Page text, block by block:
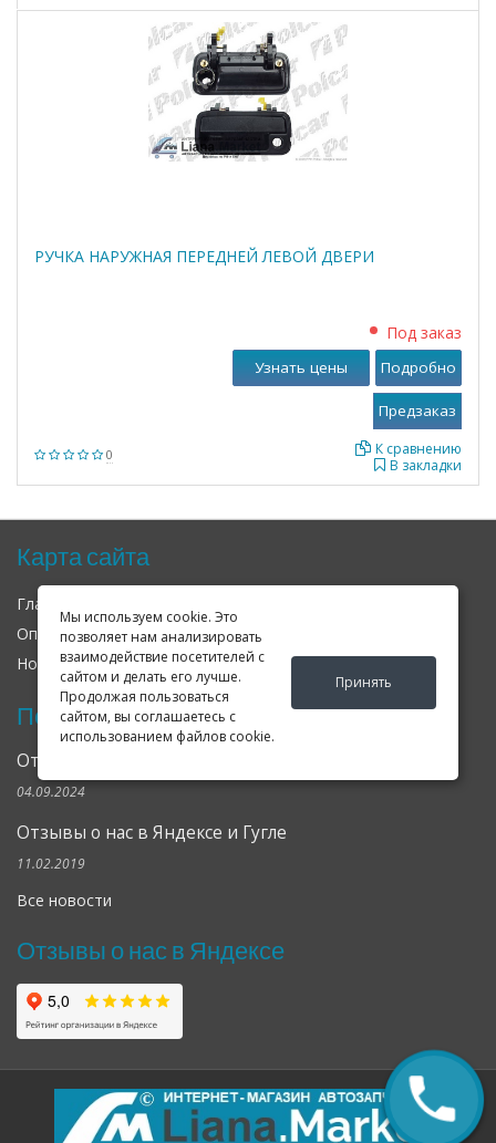
Мы используем cookie. Это
позволяет нам анализировать
взаимодействие посетителей с
сайтом и делать его лучше.
Продолжая пользоваться
сайтом, вы соглашаетесь с
использованием файлов cookie.
Принять
РУЧКА НАРУЖНАЯ ПЕРЕДНЕЙ ЛЕВОЙ ДВЕРИ
0
Под заказ
В закладки
К сравнению
Узнать цены Подробно
Карта сайта
Главная
Оплата
Доставка
Новости
Оферта Соглашение
Последние новости
Открылся клубный сервис Geely в Петербурге
04.09.2024
Отзывы о нас в Яндексе и Гугле
11.02.2019
Все новости
Отзывы о нас в Яндексе